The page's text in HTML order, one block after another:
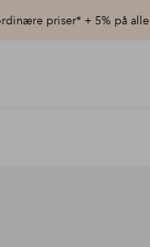
priser* + 5% på